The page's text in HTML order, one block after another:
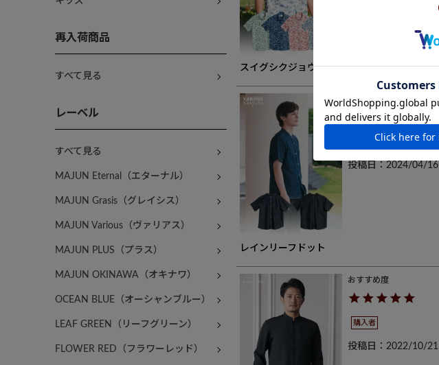
再入荷商品
すべて見る
レーベル
すべて見る
MAJUN Eternal（エターナル）
MAJUN Grasis（グレイシス）
MAJUN Various（ヴァリアス）
MAJUN PLUS（プラス）
MAJUN OKINAWA（オキナワ）
OCEAN BLUE（オーシャンブルー）
LEAF GREEN（リーフグリーン）
FLOWER RED（フラワーレッド）
スイグシクジョウ
レインリーフドット
購入者
投稿日 2024/04/16
購入者
投稿日 2022/10/21